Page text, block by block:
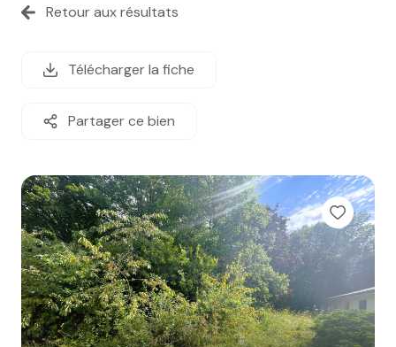
vendus
estimation
e-mail
notre
agence
nos
honoraires
Retour aux résultats
Télécharger la fiche
Partager ce bien